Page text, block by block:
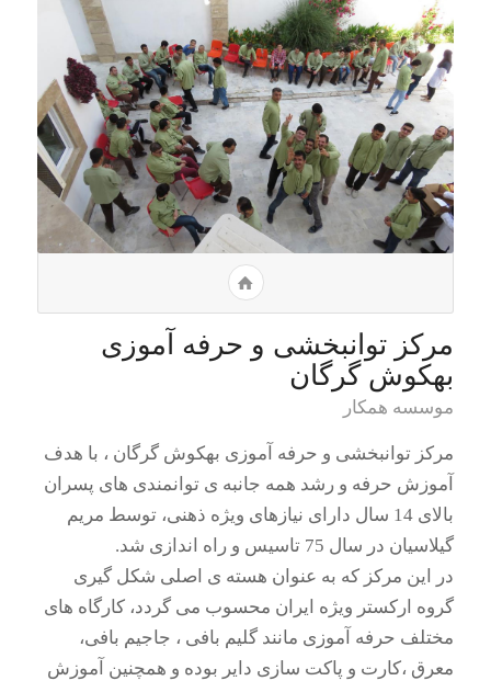
مرکز توانبخشی و حرفه آموزی
بهکوش گرگان
موسسه همکار
مرکز توانبخشی و حرفه آموزی بهکوش گرگان ، با هدف
آموزش حرفه و رشد همه جانبه ی توانمندی های پسران
بالای 14 سال دارای نیازهای ویژه ذهنی، توسط مریم
گیلاسیان در سال 75 تاسیس و راه اندازی شد.
در این مرکز که به عنوان هسته ی اصلی شکل گیری
گروه ارکستر ویژه ایران محسوب می گردد، کارگاه های
مختلف حرفه آموزی مانند گلیم بافی ، جاجیم بافی،
معرق ،کارت و پاکت سازی دایر بوده و همچنین آموزش